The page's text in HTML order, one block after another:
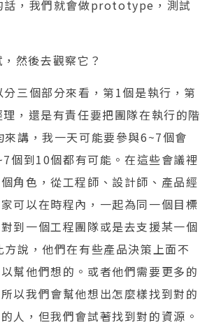
話，我們就會做prototype，測試
然後去觀察它？
三個部分來看，第1個是執行，第
，還是有責任要把團隊在執行的階
講，我一天可能要參與6~7個會
個到10個都有可能。在這些會議裡
角色，從工程師、設計師、產品經
可以在時程內，一起為同一個目標
到一個工程團隊或是去支援某一個
說，他們在有些產品決策上面不
幫他們想的。或者他們需要更多的
以我們會幫他想出怎麼樣找到對的
人，但我們會試著找到對的資源。